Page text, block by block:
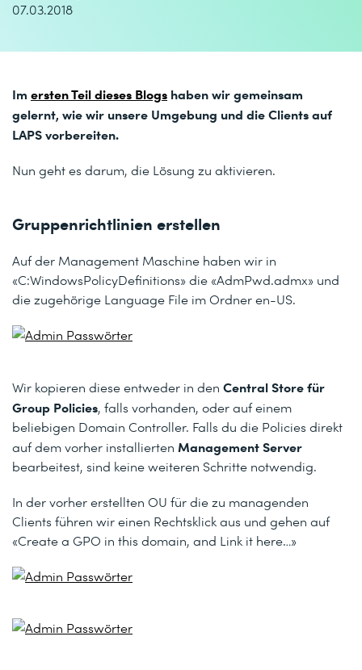
07.03.2018
Im ersten Teil dieses Blogs haben wir gemeinsam
gelernt, wie wir unsere Umgebung und die Clients auf
LAPS vorbereiten.
Nun geht es darum, die Lösung zu aktivieren.
Gruppenrichtlinien erstellen
Auf der Management Maschine haben wir in
«C:WindowsPolicyDefinitions» die «AdmPwd.admx» und
die zugehörige Language File im Ordner en-US.
Wir kopieren diese entweder in den Central Store für
Group Policies, falls vorhanden, oder auf einem
beliebigen Domain Controller. Falls du die Policies direkt
auf dem vorher installierten Management Server
bearbeitest, sind keine weiteren Schritte notwendig.
In der vorher erstellten OU für die zu managenden
Clients führen wir einen Rechtsklick aus und gehen auf
«Create a GPO in this domain, and Link it here…»